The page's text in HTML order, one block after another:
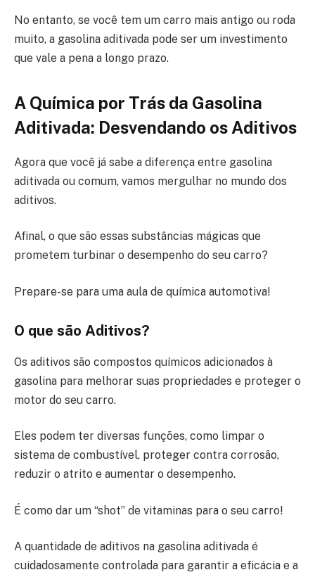
No entanto, se você tem um carro mais antigo ou roda
muito, a gasolina aditivada pode ser um investimento
que vale a pena a longo prazo.
A Química por Trás da Gasolina
Aditivada: Desvendando os Aditivos
Agora que você já sabe a diferença entre gasolina
aditivada ou comum, vamos mergulhar no mundo dos
aditivos.
Afinal, o que são essas substâncias mágicas que
prometem turbinar o desempenho do seu carro?
Prepare-se para uma aula de química automotiva!
O que são Aditivos?
Os aditivos são compostos químicos adicionados à
gasolina para melhorar suas propriedades e proteger o
motor do seu carro.
Eles podem ter diversas funções, como limpar o
sistema de combustível, proteger contra corrosão,
reduzir o atrito e aumentar o desempenho.
É como dar um “shot” de vitaminas para o seu carro!
A quantidade de aditivos na gasolina aditivada é
cuidadosamente controlada para garantir a eficácia e a